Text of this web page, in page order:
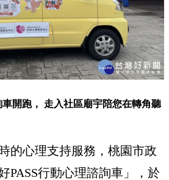
開跑， 走入社區廟宇陪您在轉角聽
的心理支持服務，桃園市政
PASS行動心理諮詢車」，於